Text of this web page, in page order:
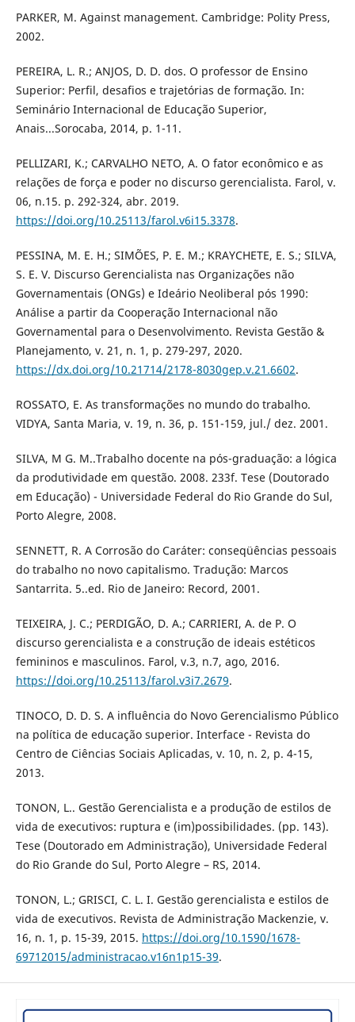
PARKER, M. Against management. Cambridge: Polity Press,
2002.
PEREIRA, L. R.; ANJOS, D. D. dos. O professor de Ensino
Superior: Perfil, desafios e trajetórias de formação. In:
Seminário Internacional de Educação Superior,
Anais...Sorocaba, 2014, p. 1-11.
PELLIZARI, K.; CARVALHO NETO, A. O fator econômico e as
relações de força e poder no discurso gerencialista. Farol, v.
06, n.15. p. 292-324, abr. 2019.
https://doi.org/10.25113/farol.v6i15.3378.
PESSINA, M. E. H.; SIMÕES, P. E. M.; KRAYCHETE, E. S.; SILVA,
S. E. V. Discurso Gerencialista nas Organizações não
Governamentais (ONGs) e Ideário Neoliberal pós 1990:
Análise a partir da Cooperação Internacional não
Governamental para o Desenvolvimento. Revista Gestão &
Planejamento, v. 21, n. 1, p. 279-297, 2020.
https://dx.doi.org/10.21714/2178-8030gep.v.21.6602.
ROSSATO, E. As transformações no mundo do trabalho.
VIDYA, Santa Maria, v. 19, n. 36, p. 151-159, jul./ dez. 2001.
SILVA, M G. M..Trabalho docente na pós-graduação: a lógica
da produtividade em questão. 2008. 233f. Tese (Doutorado
em Educação) - Universidade Federal do Rio Grande do Sul,
Porto Alegre, 2008.
SENNETT, R. A Corrosão do Caráter: conseqüências pessoais
do trabalho no novo capitalismo. Tradução: Marcos
Santarrita. 5..ed. Rio de Janeiro: Record, 2001.
TEIXEIRA, J. C.; PERDIGÃO, D. A.; CARRIERI, A. de P. O
discurso gerencialista e a construção de ideais estéticos
femininos e masculinos. Farol, v.3, n.7, ago, 2016.
https://doi.org/10.25113/farol.v3i7.2679.
TINOCO, D. D. S. A influência do Novo Gerencialismo Público
na política de educação superior. Interface - Revista do
Centro de Ciências Sociais Aplicadas, v. 10, n. 2, p. 4-15,
2013.
TONON, L.. Gestão Gerencialista e a produção de estilos de
vida de executivos: ruptura e (im)possibilidades. (pp. 143).
Tese (Doutorado em Administração), Universidade Federal
do Rio Grande do Sul, Porto Alegre – RS, 2014.
TONON, L.; GRISCI, C. L. I. Gestão gerencialista e estilos de
vida de executivos. Revista de Administração Mackenzie, v.
16, n. 1, p. 15-39, 2015. https://doi.org/10.1590/1678-
69712015/administracao.v16n1p15-39.